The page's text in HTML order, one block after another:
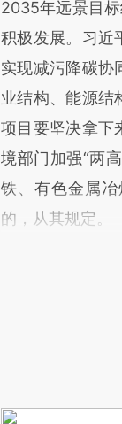
2035年远景目
积极发展。习近
实现减污降碳协
业结构、能源结
项目要坚决拿下
境部门加强“两
铁、有色金属
的，从其规定。